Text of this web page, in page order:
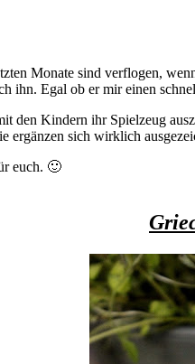
Monate sind verflogen,
ihn. Egal ob er mir einen
den Kindern ihr Spielzeug
ergänzen sich wirklich
euch. 🙂